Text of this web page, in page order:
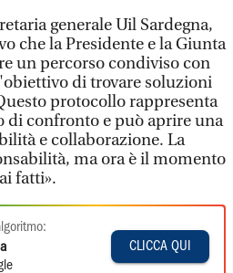
generale Uil Sardegna,
che la Presidente e la Giunta
un percorso condiviso con
di trovare soluzioni
protocollo rappresenta
di confronto e può aprire una
e collaborazione. La
ma ora è il momento
fatti».
CLICCA QUI